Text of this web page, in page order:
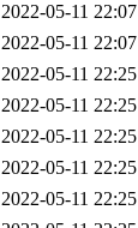
2022-05-11 22:07
2022-05-11 22:07
2022-05-11 22:25
2022-05-11 22:25
2022-05-11 22:25
2022-05-11 22:25
2022-05-11 22:25